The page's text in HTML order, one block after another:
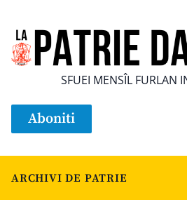
SFUEI MENSÎL FURLAN
Aboniti
ARCHIVI DE PATRIE